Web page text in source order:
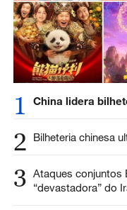
1 China lidera
2 Bilheteria chinesa
3 Ataques conjuntos
“devastadora” do